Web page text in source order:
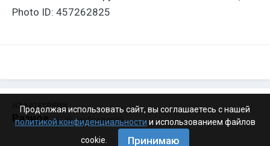
Photo ID: 457262825
ИЗ КАТЕГОРИИ:
Разное · 4 199 изображений
Продолжая использовать сайт, вы соглашаетесь с нашей
политикой конфиденциальности и использованием файлов
cookie.
Принимаю